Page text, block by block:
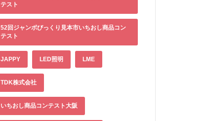
テスト
52回ジャンボびっくり見本市いちおし商品コン
テスト
JAPPY LED照明 LME
TDK株式会社
いちおし商品コンテスト大阪